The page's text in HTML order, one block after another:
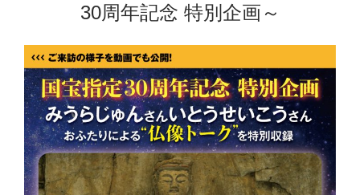
30周年記念 特別企画～